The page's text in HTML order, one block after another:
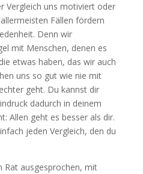
Vergleich uns motiviert oder
Fällen fördern
Denn wir
mit Menschen, denen es
etwas haben, das wir auch
uns so gut wie nie mit
geht. Du kannst dir
dadurch in deinem
Allen geht es besser als dir.
jeden Vergleich, den du
Rat ausgesprochen, mit